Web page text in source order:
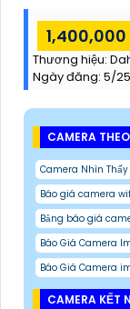
1,400,000
Thương hiệu:
Ngày đăng: 5/
CAMERA
Camera Nhìn
Báo giá camera
Bảng báo giá
Báo Giá Camera
Báo Giá Camera
CAMERA KẾT